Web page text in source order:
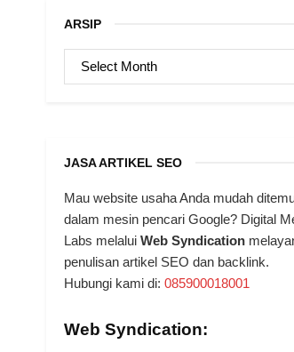
ARSIP
ARSIP
JASA ARTIKEL SEO
Mau website usaha Anda mudah
dalam mesin pencari Google? Digital
Labs melalui Web Syndication
penulisan artikel SEO dan backlink.
Hubungi kami di: 085900018001
Web Syndication: